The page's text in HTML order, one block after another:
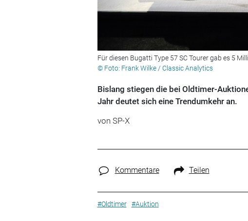
Für diesen Bugatti Type 57 SC Tourer gab es 5
© Foto: Frank Wilke / Classic Analytics
Bislang stiegen die bei Oldtimer-
Jahr deutet sich eine Trendumkehr an.
von SP-X
Kommentare Teilen
#Oldtimer #Auktion